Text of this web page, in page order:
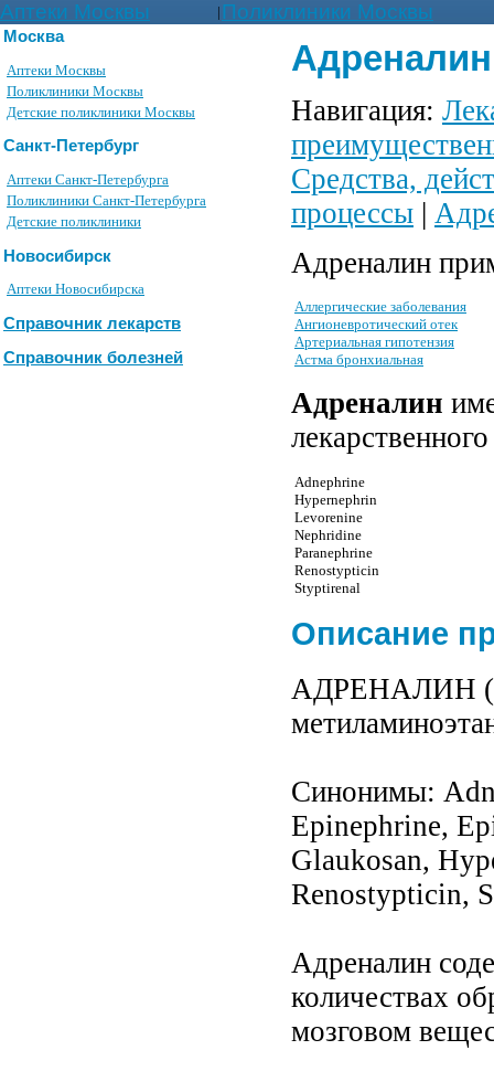
Аптеки Москвы | Поликлиники Москвы
Москва
Аптеки Москвы
Поликлиники Москвы
Детские поликлиники Москвы
Санкт-Петербург
Аптеки Санкт-Петербурга
Поликлиники Санкт-Петербурга
Детские поликлиники
Новосибирск
Аптеки Новосибирска
Справочник лекарств
Справочник болезней
Навигация:
Средства,
процессы |
Адреналин
Аллергические заболевания
Ангионевротический отек
Артериальная гипотензия
Астма бронхиальная
Адреналин
Adnephrine
Hypernephrin
Levorenine
Nephridine
Paranephrine
Renostypticin
Styptirenal
Описание
АДРЕНАЛИН
Синонимы:
Epinephrine,
Glaukosan,
Renostypticin,
Адреналин
количествах
мозговом